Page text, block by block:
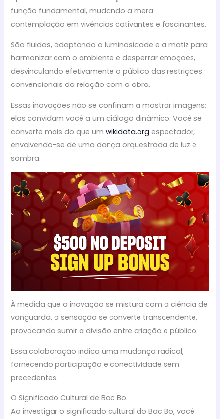
função fundamental, mudando a mera
contemplação em vivências cativantes e fascinantes.
São fluidas, adaptando o luminosidade e a matiz para
harmonizar com o ambiente e despertar emoções,
desvinculando efetivamente o público das restrições
convencionais da relação com a obra.
Essas inovações não se confinam a mostrar imagens;
elas convidam você a um diálogo dinâmico. Você se
converte mais do que umwikidata.org espectador,
envolvendo-se de uma dança orquestrada de luz e
sombra.
À medida que a inovação se mistura com a ciência de
vanguarda, a sensação se converte transcendente,
provocando sumir a divisão entre criação e público.
Essa colaboração indica uma mudança radical,
fornecendo participação e conectividade sem
precedentes.
O Significado Cultural de Bac Bo
Ao investigar o significado cultural do Bac Bo, você